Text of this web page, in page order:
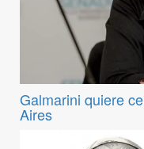
Galmarini quiere
Aires